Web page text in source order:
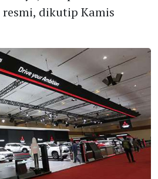
dikutip Kamis